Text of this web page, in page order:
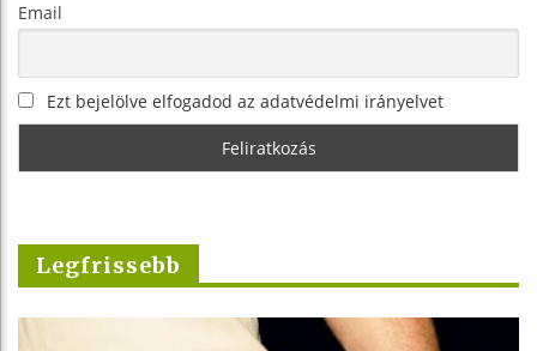
Email
Ezt bejelölve elfogadod az adatvédelmi irányelvet
Legfrissebb